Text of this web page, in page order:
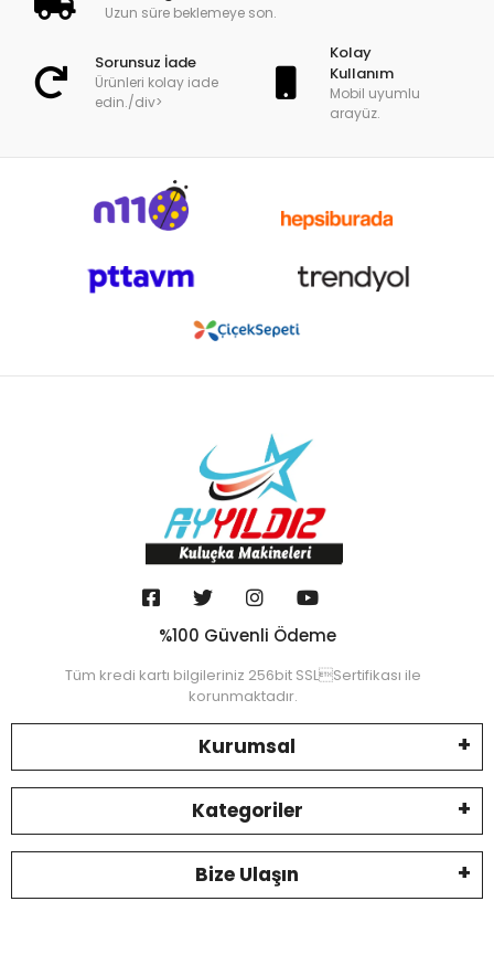
Uzun süre beklemeye son.
Sorunsuz İade
Ürünleri kolay iade
edin./div>
Kolay
Kullanım
Mobil uyumlu
arayüz.
%100 Güvenli Ödeme
Tüm kredi kartı bilgileriniz 256bit SSLSertifikası ile
korunmaktadır.
Kurumsal
Kategoriler
Bize Ulaşın